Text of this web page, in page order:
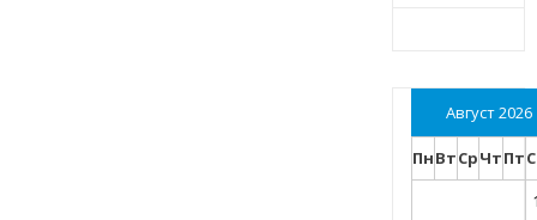
Август 2026
ПнВтСрЧтПт